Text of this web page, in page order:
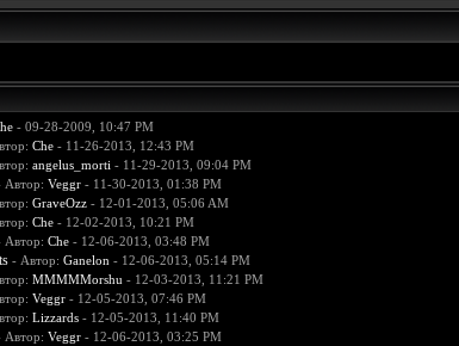
- 09-28-2009, 10:47 PM
Che- 11-26-2013, 12:43 PM
angelus_morti - 11-29-2013, 09:04 PM
Автор: Veggr- 11-30-2013, 01:38 PM
GraveOzz- 12-01-2013, 05:06 AM
Che- 12-02-2013, 10:21 PM
Автор: Che- 12-06-2013, 03:48 PM
- Автор: Ganelon - 12-06-2013, 05:14 PM
MMMMMorshu - 12-03-2013, 11:21 PM
Veggr- 12-05-2013, 07:46 PM
Lizzards- 12-05-2013, 11:40 PM
Автор: Veggr- 12-06-2013, 03:25 PM